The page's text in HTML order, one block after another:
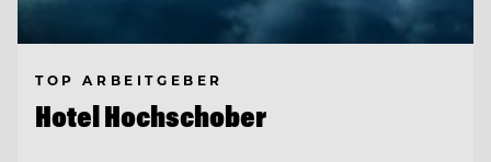
TOP ARBEITGEBER
Hotel Hochschober